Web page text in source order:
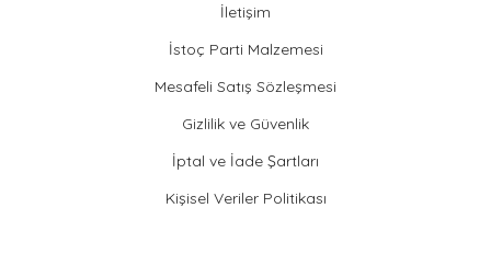
İletişim
İstoç Parti Malzemesi
Mesafeli Satış Sözleşmesi
Gizlilik ve Güvenlik
İptal ve İade Şartları
Kişisel Veriler Politikası